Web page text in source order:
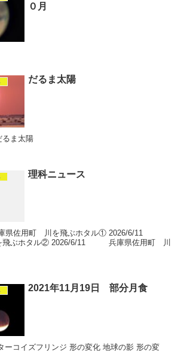
０月
グ だるま太陽
るま太陽
理科ニュース
町 川を飛ぶホタル① 2026/6/11
6/11 兵庫県佐用町 川
2021年11月19日 部分月食